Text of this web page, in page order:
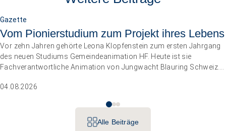
Symptomen bei Menschen mit Demenz
Gazette
Vom Pionierstudium zum Projekt ihres Lebens
Vor zehn Jahren gehörte Leona Klopfenstein zum ersten Jahrgang
des neuen Studiums Gemeindeanimation HF. Heute ist sie
Fachverantwortliche Animation von Jungwacht Blauring Schweiz.
gemanagt hat, wartet nun ihr persönliches Grossprojekt.
04.08.2026
Alle Beiträge